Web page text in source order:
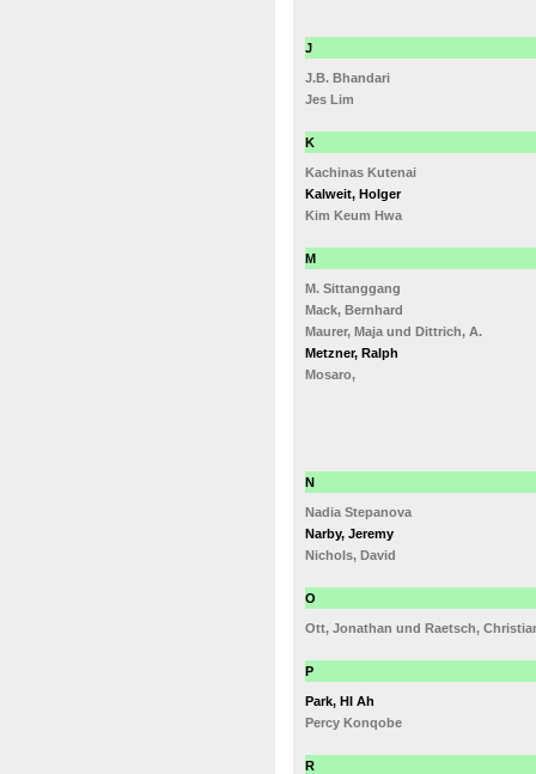
J
J.B. Bhandari
Jes Lim
K
Kachinas Kutenai
Kalweit, Holger
Kim Keum Hwa
M
M. Sittanggang
Mack, Bernhard
Maurer, Maja und Dittrich, A.
Metzner, Ralph
Mosaro,
N
Nadia Stepanova
Narby, Jeremy
Nichols, David
O
Ott, Jonathan und Raetsch,
P
Park, HI Ah
Percy Konqobe
R